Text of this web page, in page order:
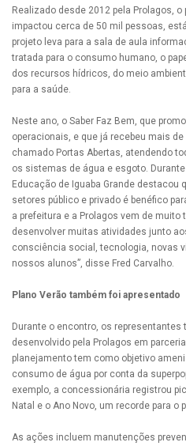
Realizado desde 2012 pela Prolagos,
impactou cerca de 50 mil pessoas,
projeto leva para a sala de aula
tratada para o consumo humano, o
dos recursos hídricos, do meio
para a saúde.
Neste ano, o Saber Faz Bem, que
operacionais, e que já recebeu mais
chamado Portas Abertas, atendendo
os sistemas de água e esgoto.
Educação de Iguaba Grande
setores público e privado é benéfico
a prefeitura e a Prolagos vem de
desenvolver muitas atividades junto
consciência social, tecnologia, novas
nossos alunos”, disse Fred Carvalho.
Plano Verão também foi apresentado
Durante o encontro, os
desenvolvido pela Prolagos em
planejamento tem como objetivo
consumo de água por conta da
exemplo, a concessionária registrou
Natal e o Ano Novo, um recorde para o
As ações incluem manutenções